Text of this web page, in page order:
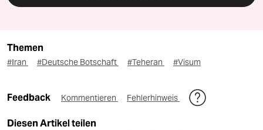
Themen
#Iran #Deutsche Botschaft #Teheran #Visum
Feedback Kommentieren Fehlerhinweis
Diesen Artikel teilen